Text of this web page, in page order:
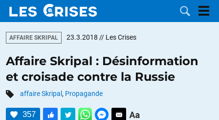
LES
DOSSIERS
CATÉGORIES
AFFAIRE SKRIPAL 23.3.2018 // Les Crises
Affaire Skripal : Désinformation
et croisade contre la Russie
affaire Skripal , Propagande
357